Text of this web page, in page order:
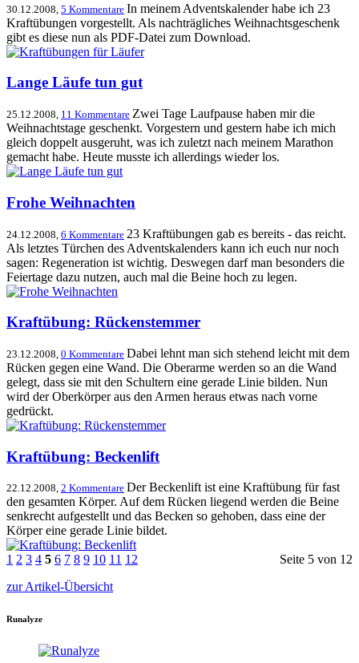
30.12.2008, 5 Kommentare In meinem Adventskalender habe ich 23
Kraftübungen vorgestellt. Als nachträgliches Weihnachtsgeschenk
gibt es diese nun als PDF-Datei zum Download.
Lange Läufe tun gut
25.12.2008, 11 Kommentare Zwei Tage Laufpause haben mir die
Weihnachtstage geschenkt. Vorgestern und gestern habe ich mich
gleich doppelt ausgeruht, was ich zuletzt nach meinem Marathon
gemacht habe. Heute musste ich allerdings wieder los.
Frohe Weihnachten
24.12.2008, 6 Kommentare 23 Kraftübungen gab es bereits - das reicht.
Als letztes Türchen des Adventskalenders kann ich euch nur noch
sagen: Regeneration ist wichtig. Deswegen darf man besonders die
Feiertage dazu nutzen, auch mal die Beine hoch zu legen.
Kraftübung: Rückenstemmer
23.12.2008, 0 Kommentare Dabei lehnt man sich stehend leicht mit dem
Rücken gegen eine Wand. Die Oberarme werden so an die Wand
gelegt, dass sie mit den Schultern eine gerade Linie bilden. Nun
wird der Oberkörper aus den Armen heraus etwas nach vorne
gedrückt.
Kraftübung: Beckenlift
22.12.2008, 2 Kommentare Der Beckenlift ist eine Kraftübung für fast
den gesamten Körper. Auf dem Rücken liegend werden die Beine
senkrecht aufgestellt und das Becken so gehoben, dass eine der
Körper eine gerade Linie bildet.
Seite 5 von 12
1 2 3 4 5 6 7 8 9 10 11 12
zur Artikel-Übersicht
Runalyze